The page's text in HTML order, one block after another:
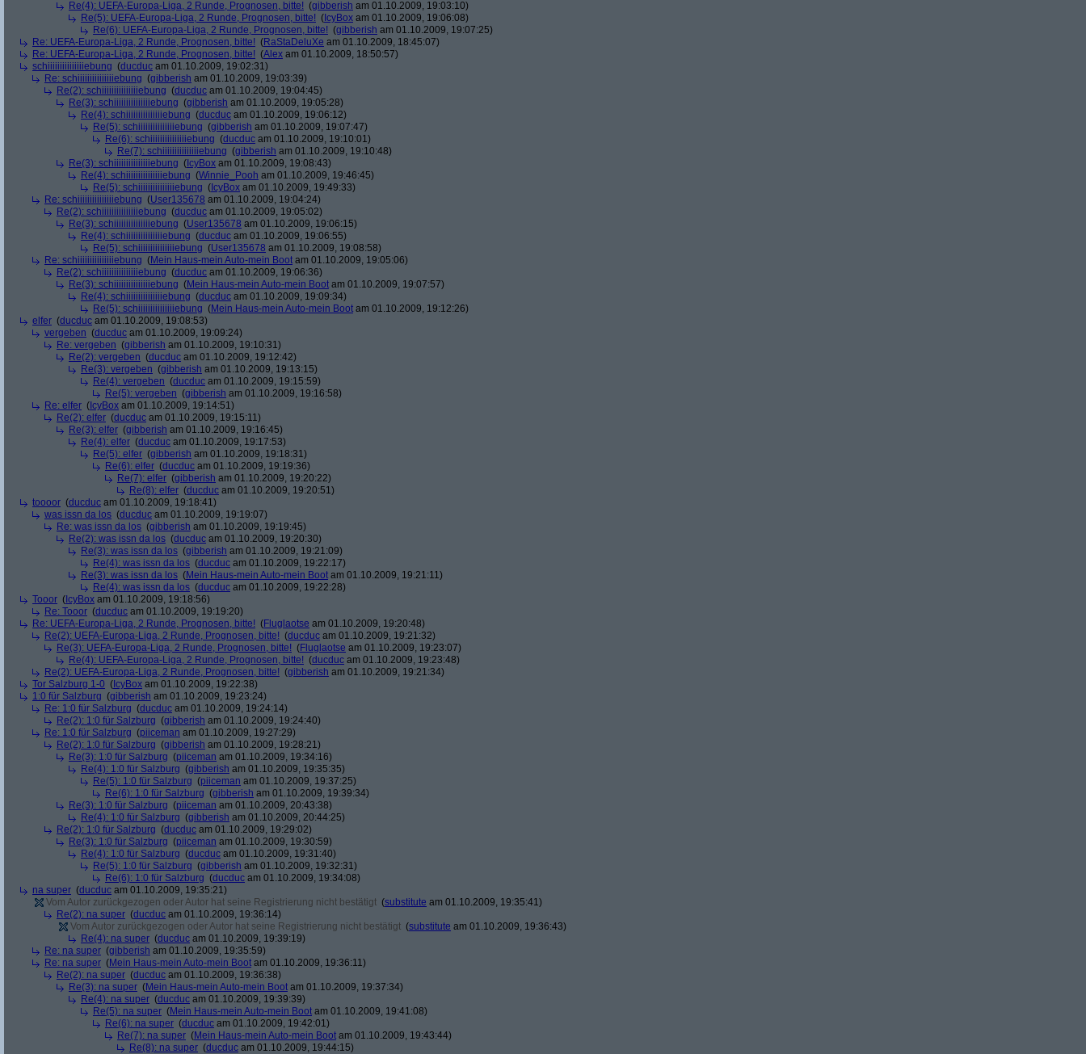
Re(4): UEFA-Europa-Liga, 2 Runde, Prognosen, bitte! (gibberish am 01.10.2009, 19:03:10)
Re(5): UEFA-Europa-Liga, 2 Runde, Prognosen, bitte! ( IcyBox am 01.10.2009, 19:06:08)
Re(6): UEFA-Europa-Liga, 2 Runde, Prognosen, bitte! (gibberish am 01.10.2009, 19:07:25)
Re: UEFA-Europa-Liga, 2 Runde, Prognosen, bitte! (RaStaDeluXe am 01.10.2009, 18:45:07)
Re: UEFA-Europa-Liga, 2 Runde, Prognosen, bitte! (Alex am 01.10.2009, 18:50:57)
schiiiiiiiiiiiiiiiebung (ducduc am 01.10.2009, 19:02:31)
Re: schiiiiiiiiiiiiiiiebung (gibberish am 01.10.2009, 19:03:39)
Re(2): schiiiiiiiiiiiiiiiebung (ducduc am 01.10.2009, 19:04:45)
Re(3): schiiiiiiiiiiiiiiiebung (gibberish am 01.10.2009, 19:05:28)
Re(4): schiiiiiiiiiiiiiiiebung (ducduc am 01.10.2009, 19:06:12)
Re(5): schiiiiiiiiiiiiiiiebung (gibberish am 01.10.2009, 19:07:47)
Re(6): schiiiiiiiiiiiiiiiebung (ducduc am 01.10.2009, 19:10:01)
Re(7): schiiiiiiiiiiiiiiiebung (gibberish am 01.10.2009, 19:10:48)
Re(3): schiiiiiiiiiiiiiiiebung ( IcyBox am 01.10.2009, 19:08:43)
Re(4): schiiiiiiiiiiiiiiiebung (Winnie_Pooh am 01.10.2009, 19:46:45)
Re(5): schiiiiiiiiiiiiiiiebung ( IcyBox am 01.10.2009, 19:49:33)
Re: schiiiiiiiiiiiiiiiebung (User135678 am 01.10.2009, 19:04:24)
Re(2): schiiiiiiiiiiiiiiiebung (ducduc am 01.10.2009, 19:05:02)
Re(3): schiiiiiiiiiiiiiiiebung (User135678 am 01.10.2009, 19:06:15)
Re(4): schiiiiiiiiiiiiiiiebung (ducduc am 01.10.2009, 19:06:55)
Re(5): schiiiiiiiiiiiiiiiebung (User135678 am 01.10.2009, 19:08:58)
Re: schiiiiiiiiiiiiiiiebung (Mein Haus-mein Auto-mein Boot am 01.10.2009, 19:05:06)
Re(2): schiiiiiiiiiiiiiiiebung (ducduc am 01.10.2009, 19:06:36)
Re(3): schiiiiiiiiiiiiiiiebung (Mein Haus-mein Auto-mein Boot am 01.10.2009, 19:07:57)
Re(4): schiiiiiiiiiiiiiiiebung (ducduc am 01.10.2009, 19:09:34)
Re(5): schiiiiiiiiiiiiiiiebung (Mein Haus-mein Auto-mein Boot am 01.10.2009, 19:12:26)
elfer (ducduc am 01.10.2009, 19:08:53)
vergeben (ducduc am 01.10.2009, 19:09:24)
Re: vergeben (gibberish am 01.10.2009, 19:10:31)
Re(2): vergeben (ducduc am 01.10.2009, 19:12:42)
Re(3): vergeben (gibberish am 01.10.2009, 19:13:15)
Re(4): vergeben (ducduc am 01.10.2009, 19:15:59)
Re(5): vergeben (gibberish am 01.10.2009, 19:16:58)
Re: elfer ( IcyBox am 01.10.2009, 19:14:51)
Re(2): elfer (ducduc am 01.10.2009, 19:15:11)
Re(3): elfer (gibberish am 01.10.2009, 19:16:45)
Re(4): elfer (ducduc am 01.10.2009, 19:17:53)
Re(5): elfer (gibberish am 01.10.2009, 19:18:31)
Re(6): elfer (ducduc am 01.10.2009, 19:19:36)
Re(7): elfer (gibberish am 01.10.2009, 19:20:22)
Re(8): elfer (ducduc am 01.10.2009, 19:20:51)
toooor (ducduc am 01.10.2009, 19:18:41)
was issn da los (ducduc am 01.10.2009, 19:19:07)
Re: was issn da los (gibberish am 01.10.2009, 19:19:45)
Re(2): was issn da los (ducduc am 01.10.2009, 19:20:30)
Re(3): was issn da los (gibberish am 01.10.2009, 19:21:09)
Re(4): was issn da los (ducduc am 01.10.2009, 19:22:17)
Re(3): was issn da los (Mein Haus-mein Auto-mein Boot am 01.10.2009, 19:21:11)
Re(4): was issn da los (ducduc am 01.10.2009, 19:22:28)
Tooor ( IcyBox am 01.10.2009, 19:18:56)
Re: Tooor (ducduc am 01.10.2009, 19:19:20)
Re: UEFA-Europa-Liga, 2 Runde, Prognosen, bitte! (Fluglaotse am 01.10.2009, 19:20:48)
Re(2): UEFA-Europa-Liga, 2 Runde, Prognosen, bitte! (ducduc am 01.10.2009, 19:21:32)
Re(3): UEFA-Europa-Liga, 2 Runde, Prognosen, bitte! (Fluglaotse am 01.10.2009, 19:23:07)
Re(4): UEFA-Europa-Liga, 2 Runde, Prognosen, bitte! (ducduc am 01.10.2009, 19:23:48)
Re(2): UEFA-Europa-Liga, 2 Runde, Prognosen, bitte! (gibberish am 01.10.2009, 19:21:34)
Tor Salzburg 1-0 ( IcyBox am 01.10.2009, 19:22:38)
1:0 für Salzburg (gibberish am 01.10.2009, 19:23:24)
Re: 1:0 für Salzburg (ducduc am 01.10.2009, 19:24:14)
Re(2): 1:0 für Salzburg (gibberish am 01.10.2009, 19:24:40)
Re: 1:0 für Salzburg (piiceman am 01.10.2009, 19:27:29)
Re(2): 1:0 für Salzburg (gibberish am 01.10.2009, 19:28:21)
Re(3): 1:0 für Salzburg (piiceman am 01.10.2009, 19:34:16)
Re(4): 1:0 für Salzburg (gibberish am 01.10.2009, 19:35:35)
Re(5): 1:0 für Salzburg (piiceman am 01.10.2009, 19:37:25)
Re(6): 1:0 für Salzburg (gibberish am 01.10.2009, 19:39:34)
Re(3): 1:0 für Salzburg (piiceman am 01.10.2009, 20:43:38)
Re(4): 1:0 für Salzburg (gibberish am 01.10.2009, 20:44:25)
Re(2): 1:0 für Salzburg (ducduc am 01.10.2009, 19:29:02)
Re(3): 1:0 für Salzburg (piiceman am 01.10.2009, 19:30:59)
Re(4): 1:0 für Salzburg (ducduc am 01.10.2009, 19:31:40)
Re(5): 1:0 für Salzburg (gibberish am 01.10.2009, 19:32:31)
Re(6): 1:0 für Salzburg (ducduc am 01.10.2009, 19:34:08)
na super (ducduc am 01.10.2009, 19:35:21)
Vom Autor zurückgezogen oder Autor hat seine Registrierung nicht bestätigt (substitute am 01.10.2009, 19:35:41)
Re(2): na super (ducduc am 01.10.2009, 19:36:14)
Vom Autor zurückgezogen oder Autor hat seine Registrierung nicht bestätigt (substitute am 01.10.2009, 19:36:43)
Re(4): na super (ducduc am 01.10.2009, 19:39:19)
Re: na super (gibberish am 01.10.2009, 19:35:59)
Re: na super (Mein Haus-mein Auto-mein Boot am 01.10.2009, 19:36:11)
Re(2): na super (ducduc am 01.10.2009, 19:36:38)
Re(3): na super (Mein Haus-mein Auto-mein Boot am 01.10.2009, 19:37:34)
Re(4): na super (ducduc am 01.10.2009, 19:39:39)
Re(5): na super (Mein Haus-mein Auto-mein Boot am 01.10.2009, 19:41:08)
Re(6): na super (ducduc am 01.10.2009, 19:42:01)
Re(7): na super (Mein Haus-mein Auto-mein Boot am 01.10.2009, 19:43:44)
Re(8): na super (ducduc am 01.10.2009, 19:44:15)